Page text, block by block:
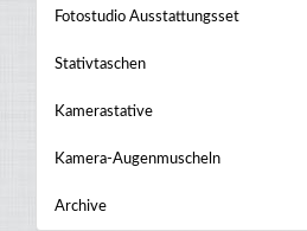
Fotostudio Ausstattungsset
Stativtaschen
Kamerastative
Kamera-Augenmuscheln
Archive